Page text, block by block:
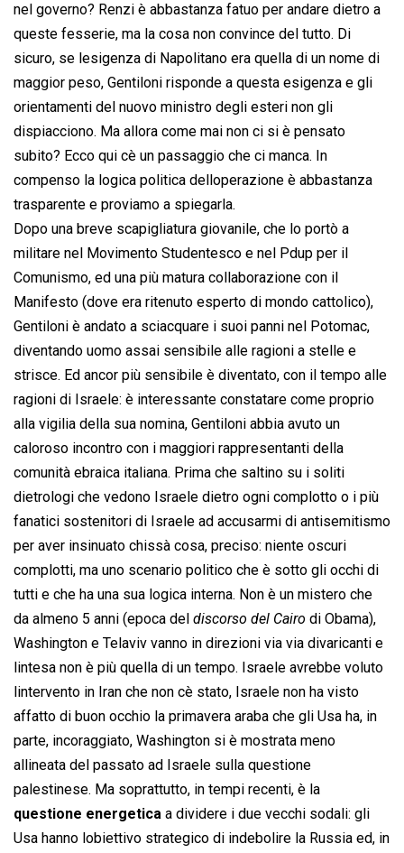
nel governo? Renzi è abbastanza fatuo per andare dietro a
queste fesserie, ma la cosa non convince del tutto. Di
sicuro, se lesigenza di Napolitano era quella di un nome di
maggior peso, Gentiloni risponde a questa esigenza e gli
orientamenti del nuovo ministro degli esteri non gli
dispiacciono. Ma allora come mai non ci si è pensato
subito? Ecco qui cè un passaggio che ci manca. In
compenso la logica politica delloperazione è abbastanza
trasparente e proviamo a spiegarla.
Dopo una breve scapigliatura giovanile, che lo portò a
militare nel Movimento Studentesco e nel Pdup per il
Comunismo, ed una più matura collaborazione con il
Manifesto (dove era ritenuto esperto di mondo cattolico),
Gentiloni è andato a sciacquare i suoi panni nel Potomac,
diventando uomo assai sensibile alle ragioni a stelle e
strisce. Ed ancor più sensibile è diventato, con il tempo alle
ragioni di Israele: è interessante constatare come proprio
alla vigilia della sua nomina, Gentiloni abbia avuto un
caloroso incontro con i maggiori rappresentanti della
comunità ebraica italiana. Prima che saltino su i soliti
dietrologi che vedono Israele dietro ogni complotto o i più
fanatici sostenitori di Israele ad accusarmi di antisemitismo
per aver insinuato chissà cosa, preciso: niente oscuri
complotti, ma uno scenario politico che è sotto gli occhi di
tutti e che ha una sua logica interna. Non è un mistero che
da almeno 5 anni (epoca del  discorso del Cairo  di Obama),
Washington e Telaviv vanno in direzioni via via divaricanti e
lintesa non è più quella di un tempo. Israele avrebbe voluto
lintervento in Iran che non cè stato, Israele non ha visto
affatto di buon occhio la primavera araba che gli Usa ha, in
parte, incoraggiato, Washington si è mostrata meno
allineata del passato ad Israele sulla questione
palestinese. Ma soprattutto, in tempi recenti, è la
questione energetica a dividere i due vecchi sodali: gli
Usa hanno lobiettivo strategico di indebolire la Russia ed, in